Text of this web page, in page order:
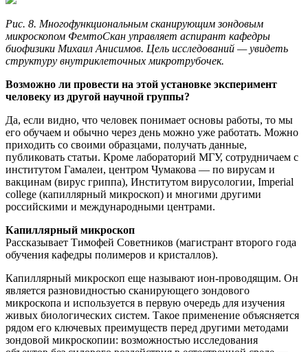
Рис. 8. Многофункциональным сканирующим зондовым
микроскопом ФемтоСкан управляет аспирант кафедры
биофизики Михаил Анисимов. Цель исследований — увидеть
структуру внутриклеточных микротрубочек.
Возможно ли провести на этой установке эксперимент
человеку из другой научной группы?
Да, если видно, что человек понимает основы работы, то мы
его обучаем и обычно через день можно уже работать. Можно
приходить со своими образцами, получать данные,
публиковать статьи. Кроме лабораторий МГУ, сотрудничаем с
институтом Гамалеи, центром Чумакова — по вирусам и
вакцинам (вирус гриппа), Институтом вирусологии, Imperial
college (капиллярный микроскоп) и многими другими
российскими и международными центрами.
Капиллярный микроскоп
Рассказывает Тимофей Советников (магистрант второго года
обучения кафедры полимеров и кристаллов).
Капиллярный микроскоп еще называют ион-проводящим. Он
является разновидностью сканирующего зондового
микроскопа и используется в первую очередь для изучения
живых биологических систем. Такое применение объясняется
рядом его ключевых преимуществ перед другими методами
зондовой микроскопии: возможностью исследования